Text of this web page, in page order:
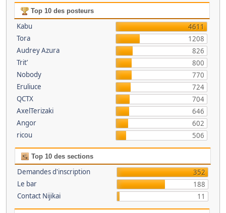
Top 10 des posteurs
Kabu
4611
Tora
1208
Audrey Azura
826
Trit’
800
Nobody
770
Eruliuce
724
QCTX
704
AxelTerizaki
646
Angor
602
ricou
506
Top 10 des sections
Demandes d'inscription
352
Le bar
188
Contact Nijikai
11